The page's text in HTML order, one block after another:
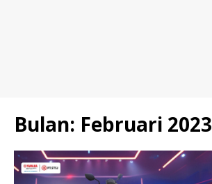
Bulan: Februari 2023